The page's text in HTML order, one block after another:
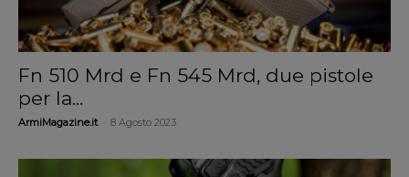
Fn 510 Mrd e Fn 545 Mrd, due pistole
per la...
ArmiMagazine.it 8 Agosto 2023